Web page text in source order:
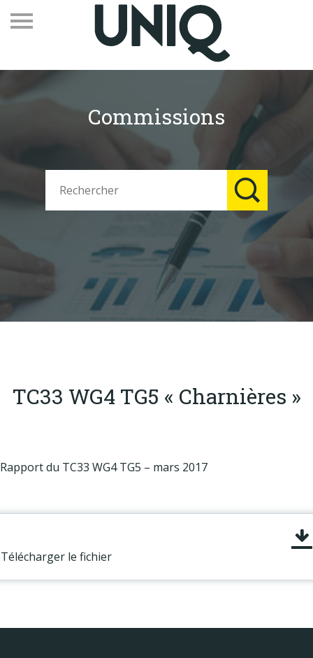
Recevez notre newsletter
Vos contacts
Espace adhérents
EN
Qui sommes-nous
Produits
Publications
Commissions
TC33 WG4 TG5 « Charnières »
Rapport du TC33 WG4 TG5 – mars 2017
Télécharger le fichier